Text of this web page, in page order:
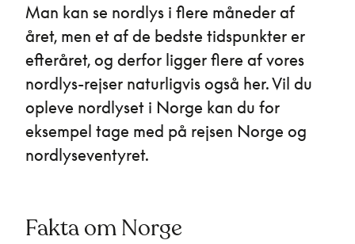
Man kan se nordlys i flere måneder af
året, men et af de bedste tidspunkter er
efteråret, og derfor ligger flere af vores
nordlys-rejser naturligvis også her. Vil du
opleve nordlyset i Norge kan du for
eksempel tage med på rejsen Norge og
nordlyseventyret.
Fakta om Norge